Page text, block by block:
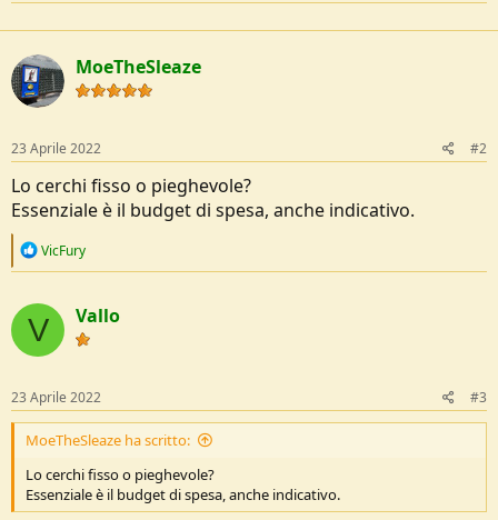
MoeTheSleaze
23 Aprile 2022 #2
Lo cerchi fisso o pieghevole?
Essenziale è il budget di spesa, anche indicativo.
R
c
t
i
o
s
:
VicFury
V Vallo
23 Aprile 2022 #3
MoeTheSleaze ha scritto:
Lo cerchi fisso o pieghevole?
Essenziale è il budget di spesa, anche indicativo.